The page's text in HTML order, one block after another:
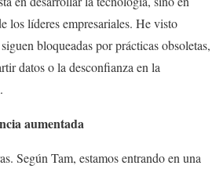
los líderes empresariales. He visto
bloqueadas por prácticas obsoletas,
datos o la desconfianza en la
aumentada
Según Tam, estamos entrando en una